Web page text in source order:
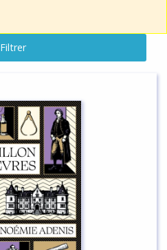
Filtrer